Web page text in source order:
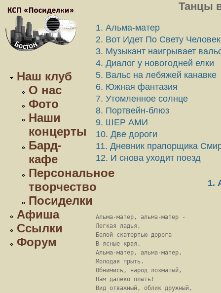
Наш клуб
О нас
Фото
Наши
концерты
Бард-
кафе
Персональное
творчество
Посиделки
Афиша
Ссылки
Форум
Танцы
1. Альма-матер
2. Вот Идет По Свету
3. Музыкант наигрывает
4. Диалог у новогодней елки
5. Вальс на лебяжей канавке
6. Южная фантазия
7. Утомленное солнце
8. Портвейн-блюз
9. ШЕР АМИ
10. Две дороги
11. Дневник прапорщика
12. И снова уходит поезд
1.
Альма-матер, альма-матер -
Легкая ладья,
Белой скатертью дорога
В ясные края.
Альма-матер, альма-матер,
Молодая прыть.
Обнимись, народ лохматый,
Нам далёко плыть!
Вид отважный, облик дружный,